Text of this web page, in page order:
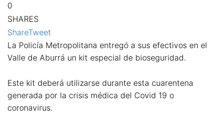
0
SHARES
ShareTweet
La Policía Metropolitana entregó a sus efectivos en el
Valle de Aburrá un kit especial de bioseguridad.
Este kit deberá utilizarse durante esta cuarentena
generada por la crisis médica del Covid 19 o
coronavirus.